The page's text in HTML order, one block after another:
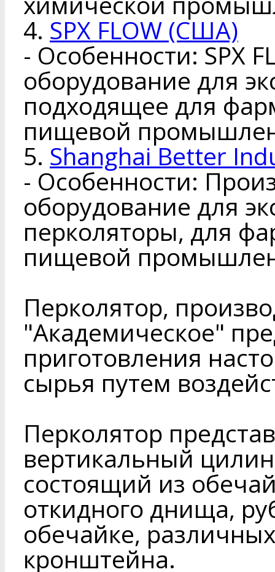
4. SPX FLOW (США)
- Особенности: SPX
оборудование для
подходящее для
пищевой
5. Shanghai Better
- Особенности:
оборудование для
перколяторы, для
пищевой
Перколятор,
"Академическое"
приготовления
сырья путем
Перколятор
вертикальный
состоящий из
откидного днища,
обечайке,
кронштейна.